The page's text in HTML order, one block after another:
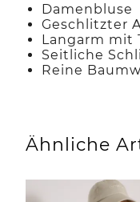
Damenbluse
Geschlitzter
Langarm mit
Seitliche
Reine
Ähnliche